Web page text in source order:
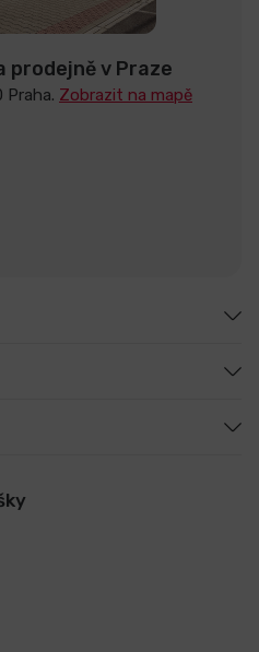
prodejně v Praze
Praha. Zobrazit na mapě